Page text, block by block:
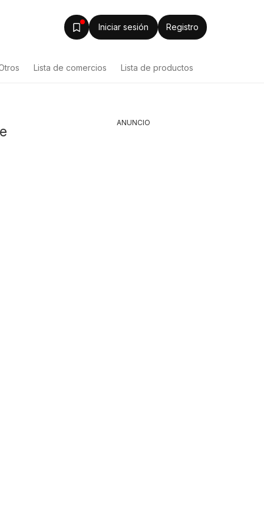
Iniciar sesión Registro
Lista de comercios Lista de productos
ANUNCIO